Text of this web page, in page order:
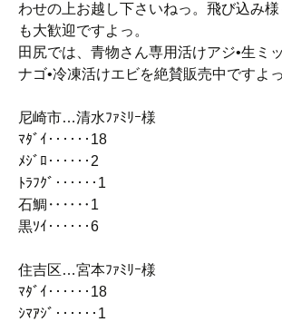
わせの上お越し下さいねっ。飛び込み
も大歓迎ですよっ。
田尻では、青物さん専用活けアジ•生ミ
ナゴ•冷凍活けエビを絶賛販売中ですよっ
尼崎市…清水ﾌｧﾐﾘｰ様
ﾏﾀﾞｲ‥‥‥18
ﾒｼﾞﾛ‥‥‥2
ﾄﾗﾌｸﾞ‥‥‥1
石鯛‥‥‥1
黒ｿｲ‥‥‥6
住吉区…宮本ﾌｧﾐﾘｰ様
ﾏﾀﾞｲ‥‥‥18
ｼﾏｱｼﾞ‥‥‥1